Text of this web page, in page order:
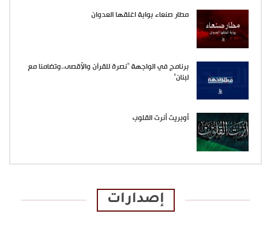
مطار صنعاء بوابة اغلقها العدوان
برنامج في الواجهة “نصرة للقرآن والأقصى..وتضامنا مع
لبنان”
أوبريت أنرت القلوب
إصدارات